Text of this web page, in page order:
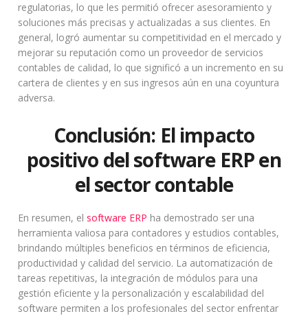
regulatorias, lo que les permitió ofrecer asesoramiento y
soluciones más precisas y actualizadas a sus clientes. En
general, logró aumentar su competitividad en el mercado y
mejorar su reputación como un proveedor de servicios
contables de calidad, lo que significó a un incremento en su
cartera de clientes y en sus ingresos aún en una coyuntura
adversa.
Conclusión: El impacto
positivo del software ERP en
el sector contable
En resumen, elsoftware ERP ha demostrado ser una
herramienta valiosa para contadores y estudios contables,
brindando múltiples beneficios en términos de eficiencia,
productividad y calidad del servicio. La automatización de
tareas repetitivas, la integración de módulos para una
gestión eficiente y la personalización y escalabilidad del
software permiten a los profesionales del sector enfrentar